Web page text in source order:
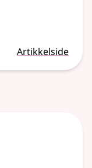
Artikkelside